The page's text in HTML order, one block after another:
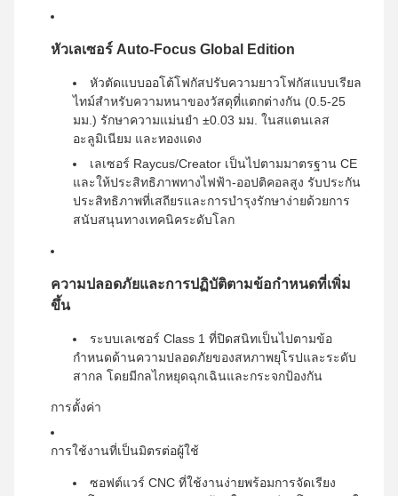
หัวเลเซอร์ Auto-Focus Global Edition
หัวตัดแบบออโต้โฟกัสปรับความยาวโฟกัสแบบเรียล
ไทม์สำหรับความหนาของวัสดุที่แตกต่างกัน (0.5-25
มม.) รักษาความแม่นยำ ±0.03 มม. ในสแตนเลส
อะลูมิเนียม และทองแดง
เลเซอร์ Raycus/Creator เป็นไปตามมาตรฐาน CE
และให้ประสิทธิภาพทางไฟฟ้า-ออปติคอลสูง รับประกัน
ประสิทธิภาพที่เสถียรและการบำรุงรักษาง่ายด้วยการ
สนับสนุนทางเทคนิคระดับโลก
ความปลอดภัยและการปฏิบัติตามข้อกำหนดที่เพิ่ม
ขึ้น
ระบบเลเซอร์ Class 1 ที่ปิดสนิทเป็นไปตามข้อ
กำหนดด้านความปลอดภัยของสหภาพยุโรปและระดับ
สากล โดยมีกลไกหยุดฉุกเฉินและกระจกป้องกัน
การตั้งค่า
การใช้งานที่เป็นมิตรต่อผู้ใช้
ซอฟต์แวร์ CNC ที่ใช้งานง่ายพร้อมการจัดเรียง